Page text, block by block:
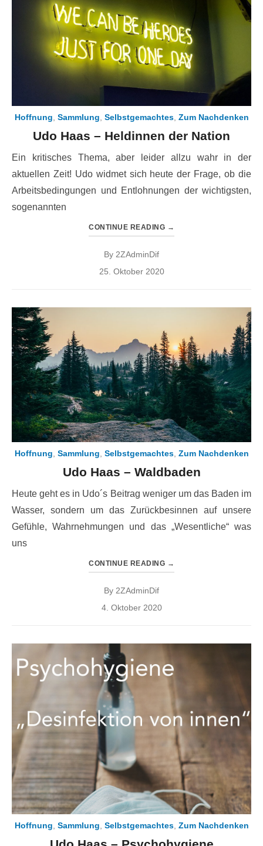
Hoffnung Sammlung Selbstgemachtes, Zum Nachdenken
Udo Haas – Heldinnen der Nation
Ein kritisches Thema, aber leider allzu wahr in der
aktuellen Zeit! Udo widmet sich heute der Frage, ob die
Arbeitsbedingungen und Entlohnungen der wichtigsten,
sogenannten
CONTINUE READING →
By 2ZAdminDif
Posted
25. Oktober 2020
Hoffnung, Sammlung, Selbstgemachtes, Zum Nachdenken
Udo Haas – Waldbaden
Heute geht es in Udo´s Beitrag weniger um das Baden im
Wasser, sondern um das Zurückbesinnen auf unsere
Gefühle, Wahrnehmungen und das „Wesentliche“ was
uns
CONTINUE READING →
By 2ZAdminDif
Posted
4. Oktober 2020
Hoffnung Sammlung Selbstgemachtes, Zum Nachdenken